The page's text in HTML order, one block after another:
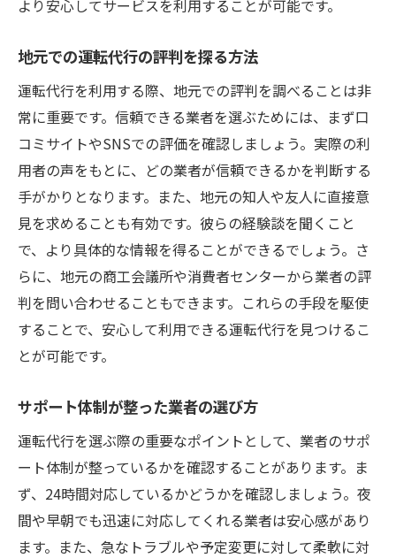
より安心してサービスを利用することが可能です。
地元での運転代行の評判を探る方法
運転代行を利用する際、地元での評判を調べることは非
常に重要です。信頼できる業者を選ぶためには、まず口
コミサイトやSNSでの評価を確認しましょう。実際の利
用者の声をもとに、どの業者が信頼できるかを判断する
手がかりとなります。また、地元の知人や友人に直接意
見を求めることも有効です。彼らの経験談を聞くこと
で、より具体的な情報を得ることができるでしょう。さ
らに、地元の商工会議所や消費者センターから業者の評
判を問い合わせることもできます。これらの手段を駆使
することで、安心して利用できる運転代行を見つけるこ
とが可能です。
サポート体制が整った業者の選び方
運転代行を選ぶ際の重要なポイントとして、業者のサポ
ート体制が整っているかを確認することがあります。ま
ず、24時間対応しているかどうかを確認しましょう。夜
間や早朝でも迅速に対応してくれる業者は安心感があり
ます。また、急なトラブルや予定変更に対して柔軟に対